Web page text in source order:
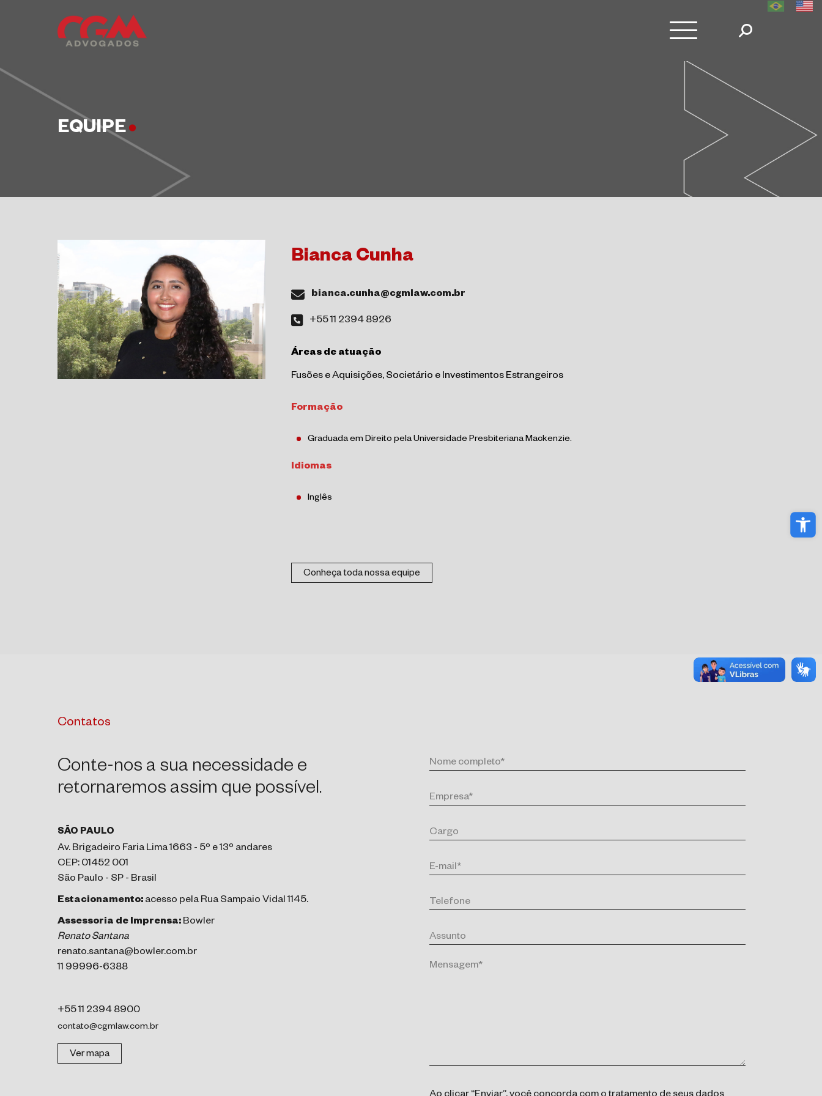
EQUIPE
Bianca Cunha
bianca.cunha@cgmlaw.com.br
+55 11 2394 8926
Áreas de atuação
Fusões e Aquisições, Societário e Investimentos Estrangeiros
Formação
Graduada em Direito pela Universidade Presbiteriana Mackenzie.
Idiomas
Inglês
Conheça toda nossa equipe
Contatos
Conte-nos a sua necessidade e
retornaremos assim que possível.
SÃO PAULO
Av. Brigadeiro Faria Lima 1663 - 5º e 13º andares
CEP: 01452 001
São Paulo - SP - Brasil
Estacionamento: acesso pela Rua Sampaio Vidal 1145.
Assessoria de Imprensa: Bowler
Renato Santana
renato.santana@bowler.com.br
11 99996-6388
+55 11 2394 8900
contato@cgmlaw.com.br
Ver mapa